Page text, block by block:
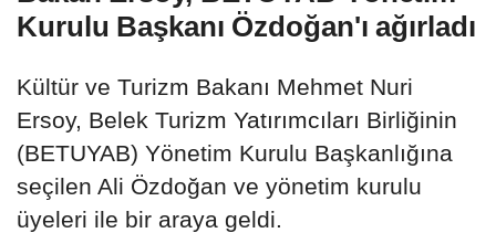
Kurulu Başkanı Özdoğan'ı ağırladı
Kültür ve Turizm Bakanı Mehmet Nuri
Ersoy, Belek Turizm Yatırımcıları Birliğinin
(BETUYAB) Yönetim Kurulu Başkanlığına
seçilen Ali Özdoğan ve yönetim kurulu
üyeleri ile bir araya geldi.